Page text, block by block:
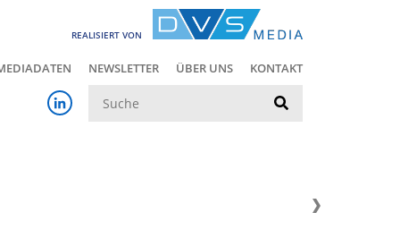
REALISIERT VON
NEWSLETTER ÜBER UNS KONTAKT